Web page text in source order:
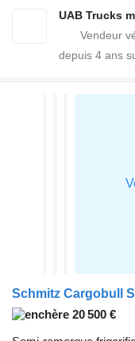
UAB Trucks
depuis 4 ans
Schmitz Cargobull
20 500 €